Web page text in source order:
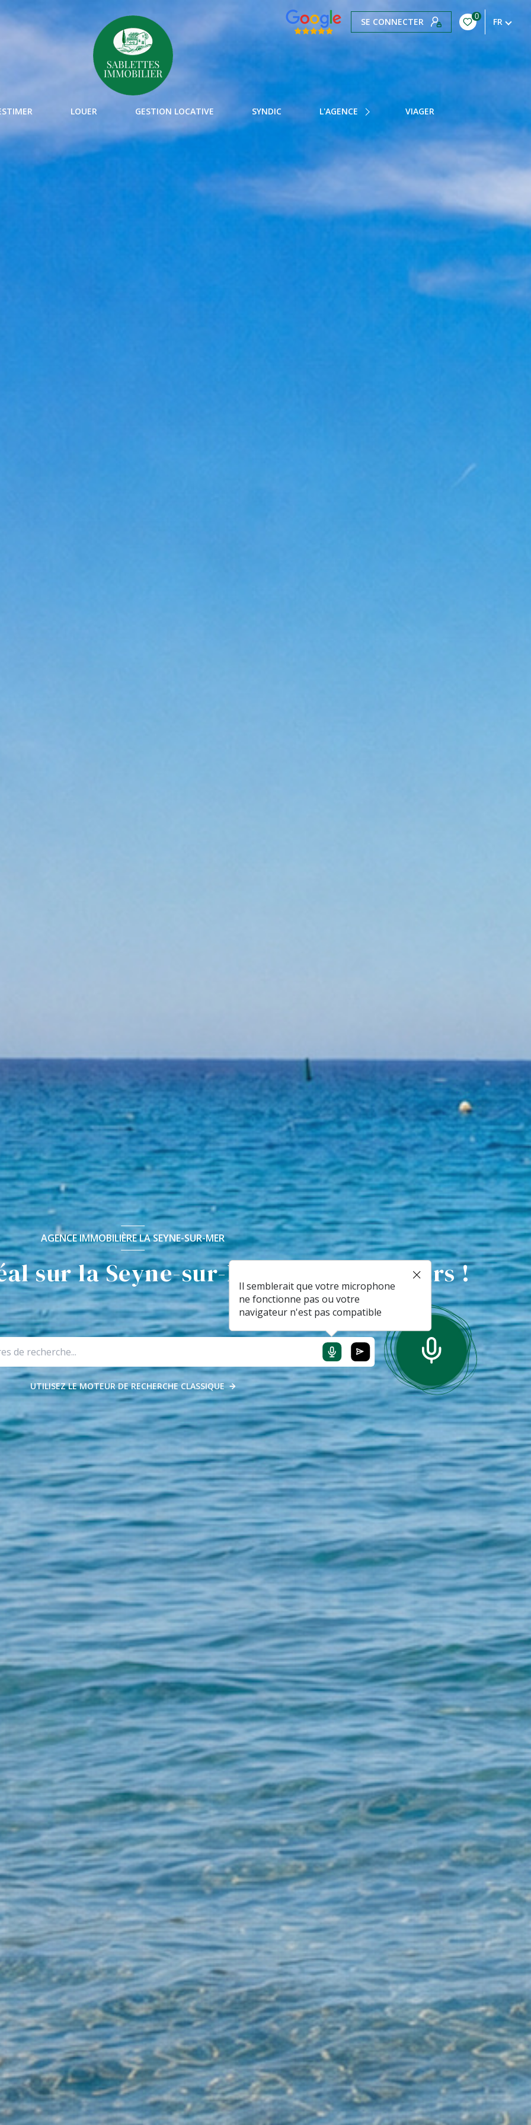
SE CONNECTER 0 FR
LOUER GESTION LOCATIVE SYNDIC L'AGENCE
NOTRE ÉQUIPE
NOS HONORAIRES
NOTRE BLOG
VIAGER
AGENCE IMMOBILIÈRE LA SEYNE-SUR-MER
sur la Seyne-sur-Mer et ses alentours !
Il semblerait que votre microphone
ne fonctionne pas ou votre
navigateur n'est pas compatible
UTILISEZ LE MOTEUR DE RECHERCHE CLASSIQUE